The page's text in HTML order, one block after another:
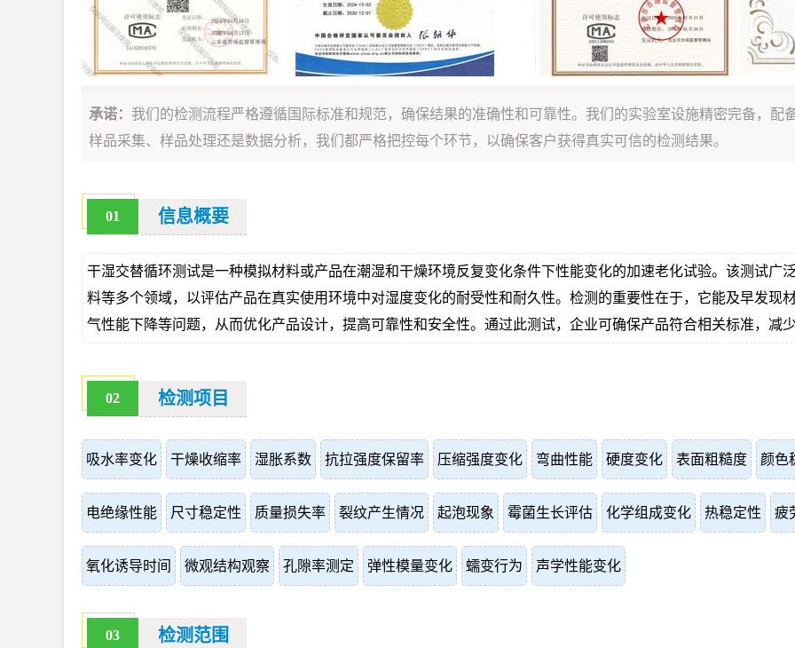
承诺： 我们的检测流程严格遵循国际标准和规范，确保结果的准确性和可靠性。我们的实验室设施精密完备，配
样品采集、样品处理还是数据分析，我们都严格把控每个环节，以确保客户获得真实可信的检测结果。
01 信息概要
干湿交替循环测试是一种模拟材料或产品在潮湿和干燥环境反复变化条件下性能变化的加速老化试验。该测试广
料等多个领域，以评估产品在真实使用环境中对湿度变化的耐受性和耐久性。检测的重要性在于，它能及早发现
气性能下降等问题，从而优化产品设计，提高可靠性和安全性。通过此测试，企业可确保产品符合相关标准，减
02 检测项目
吸水率变化 干燥收缩率 湿胀系数 抗拉强度保留率 压缩强度变化 弯曲性能 硬度变化 表面粗糙度 颜色
电绝缘性能 尺寸稳定性 质量损失率 裂纹产生情况 起泡现象 霉菌生长评估 化学组成变化 热稳定性 疲
氧化诱导时间 微观结构观察 孔隙率测定 弹性模量变化 蠕变行为 声学性能变化
03 检测范围